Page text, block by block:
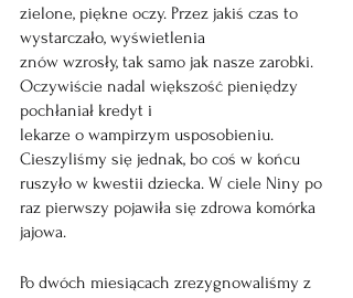
zielone, piękne oczy. Przez jakiś czas to
wystarczało, wyświetlenia
znów wzrosły, tak samo jak nasze zarobki.
Oczywiście nadal większość pieniędzy
pochłaniał kredyt i
lekarze o wampirzym usposobieniu.
Cieszyliśmy się jednak, bo coś w końcu
ruszyło w kwestii dziecka. W ciele Niny po
raz pierwszy pojawiła się zdrowa komórka
jajowa.
Po dwóch miesiącach zrezygnowaliśmy z